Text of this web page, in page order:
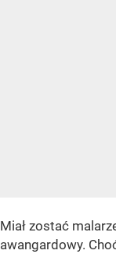
Miał zostać
awangardowy.